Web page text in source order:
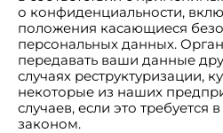
о конфиденциальности,
положения касающиеся
персональных данных.
передавать ваши данные
случаях реструктуризации,
некоторые из наших
случаев, если это требуется
законом.